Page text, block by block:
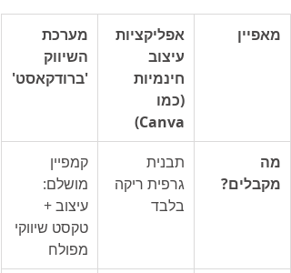
מאפיין
אפליקציות
עיצוב
חינמיות
(כמו
Canva)
מערכת
השיווק
'ברודקאסט'
מה
מקבלים?
תבנית
גרפית ריקה
בלבד
קמפיין
מושלם:
עיצוב +
טקסט שיווקי
מפולח